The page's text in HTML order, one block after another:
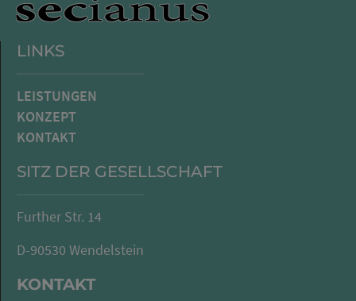
LINKS
LEISTUNGEN
KONZEPT
KONTAKT
SITZ DER GESELLSCHAFT
Further Str. 14
D-90530 Wendelstein
KONTAKT